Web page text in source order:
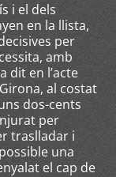
i el dels
en la llista,
per
amb
dit en l’acte
al costat
dos-cents
per
traslladar i
una
el cap de